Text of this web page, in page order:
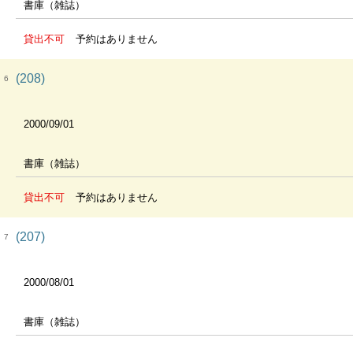
書庫（雑誌）
貸出不可 予約はありません
6 (208)
2000/09/01
書庫（雑誌）
貸出不可 予約はありません
7 (207)
2000/08/01
書庫（雑誌）